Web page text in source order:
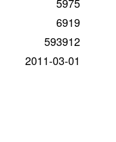
6919
593912
2011-03-01